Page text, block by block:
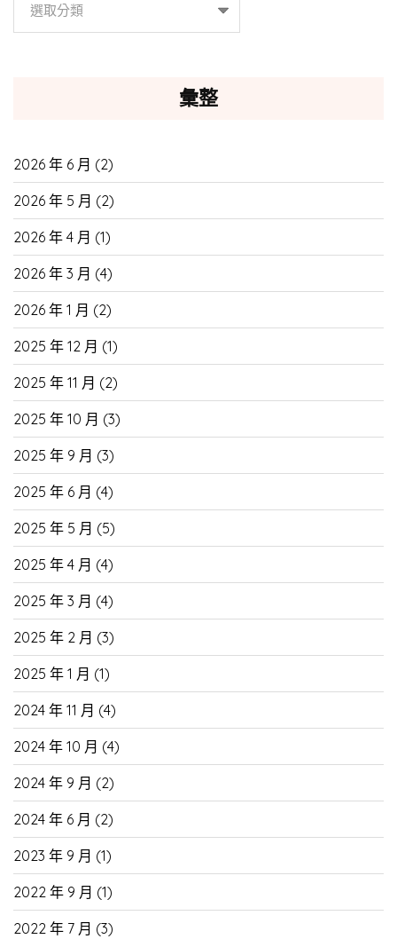
彙整
2026 年 6 月 (2)
2026 年 5 月 (2)
2026 年 4 月 (1)
2026 年 3 月 (4)
2026 年 1 月 (2)
2025 年 12 月 (1)
2025 年 11 月 (2)
2025 年 10 月 (3)
2025 年 9 月 (3)
2025 年 6 月 (4)
2025 年 5 月 (5)
2025 年 4 月 (4)
2025 年 3 月 (4)
2025 年 2 月 (3)
2025 年 1 月 (1)
2024 年 11 月 (4)
2024 年 10 月 (4)
2024 年 9 月 (2)
2024 年 6 月 (2)
2023 年 9 月 (1)
2022 年 9 月 (1)
2022 年 7 月 (3)